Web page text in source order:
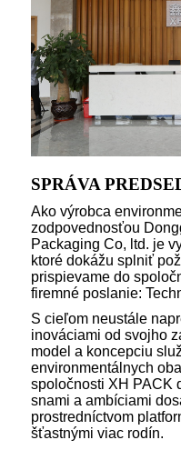
SPRÁVA
Ako výrobca
zodpovednosťou
Packaging Co, ltd. je
ktoré dokážu splniť
prispievame do
firemné poslanie:
S cieľom neustále
inováciami od svojho
model a koncepciu
environmentálnych
spoločnosti XH PACK
snami a ambíciami
prostredníctvom
šťastnými viac rodín.